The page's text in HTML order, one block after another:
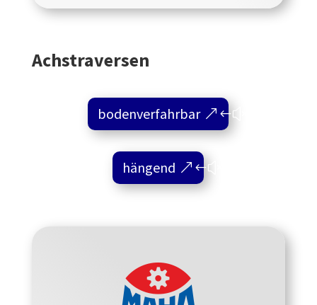
Achstraversen
bodenverfahrbar
hängend